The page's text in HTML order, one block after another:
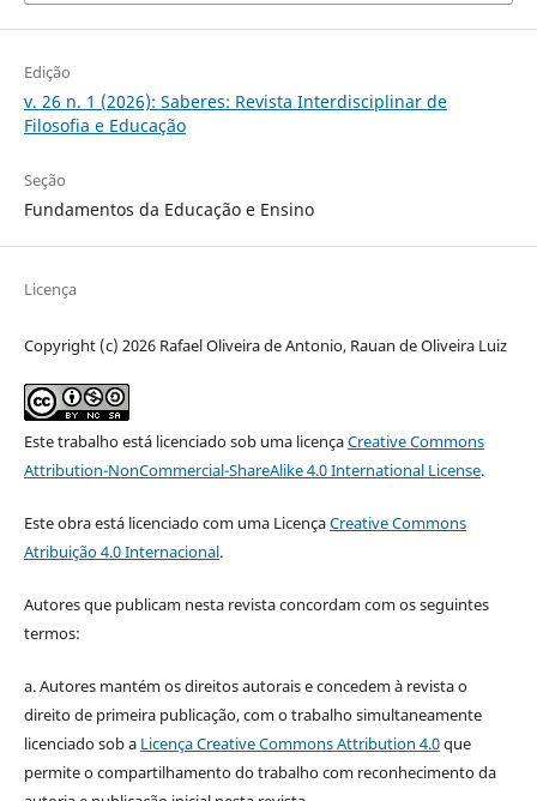
Edição
v. 26 n. 1 (2026): Saberes: Revista Interdisciplinar de
Filosofia e Educação
Seção
Fundamentos da Educação e Ensino
Licença
Copyright (c) 2026 Rafael Oliveira de Antonio, Rauan de Oliveira Luiz
Este trabalho está licenciado sob uma licençaCreative Commons
Attribution-NonCommercial-ShareAlike 4.0 International License.
Este obra está licenciado com uma LicençaCreative Commons
Atribuição 4.0 Internacional.
Autores que publicam nesta revista concordam com os seguintes
termos:
a. Autores mantém os direitos autorais e concedem à revista o
direito de primeira publicação, com o trabalho simultaneamente
licenciado sob a Licença Creative Commons Attribution 4.0que
permite o compartilhamento do trabalho com reconhecimento da